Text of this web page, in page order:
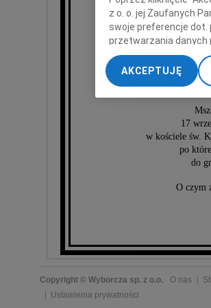
17
w kościele św.
po
do
O czym
Copyright © Wyborcza sp. z o.o. O nas
Ustawienia prywatności
z o. o. jej Zaufanych
swoje preferencje dot.
przetwarzania danych
„Ustawienia
My, nasi Zaufani
dokładnych danych
Przechowywanie
treści, badnie
AKCEPTUJĘ